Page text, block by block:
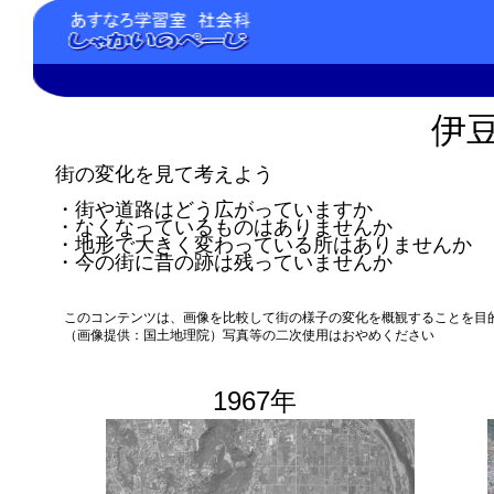
1967年
伊
街の変化を見て考えよう
・街や道路はどう広がっていますか
・なくなっているものはありませんか
・地形で大きく変わっている所はありませんか
・今の街に昔の跡は残っていませんか
このコンテンツは、画像を比較して街の様子の変化を概観することを
（画像提供：国土地理院）写真等の二次使用はおやめください